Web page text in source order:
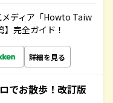
メディア「Howto Taiw
完全ガイド！
詳細を見る
でお散歩！改訂版